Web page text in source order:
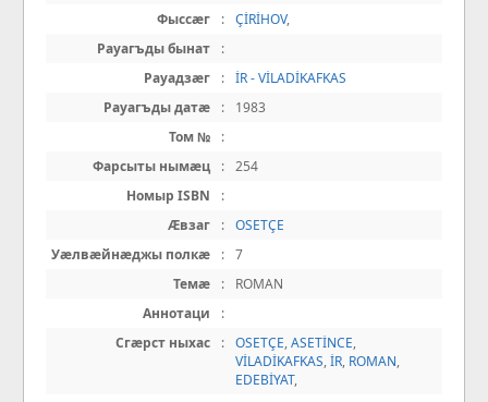
Фыссæг
: ÇİRİHOV,
Рауагъды бынат
:
Рауадзæг
: İR - VİLADİKAFKAS
Рауагъды датæ
:
1983
Том №
:
Фарсыты нымæц
: 254
Номыр ISBN
:
Æвзаг
: OSETÇE
Уæлвæйнæджы полкæ
: 7
Темæ
:
ROMAN
Аннотаци
:
Сгæрст ныхас
: OSETÇE,ASETİNCE,
VİLADİKAFKAS,İR, ROMAN,
EDEBİYAT,